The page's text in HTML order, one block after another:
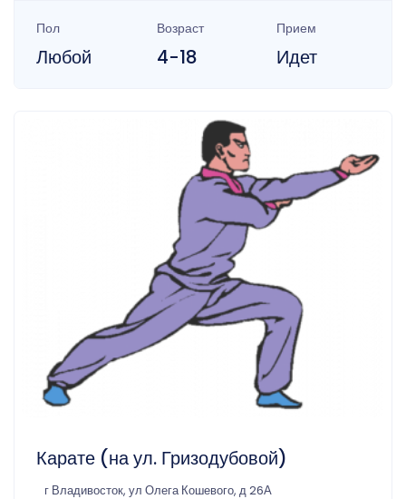
Пол
Любой
Возраст
4-18
Прием
Идет
Карате (на ул. Гризодубовой)
г Владивосток, ул Олега Кошевого, д 26А